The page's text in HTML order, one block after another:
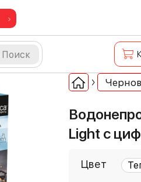
Поиск
Light с
Цвет